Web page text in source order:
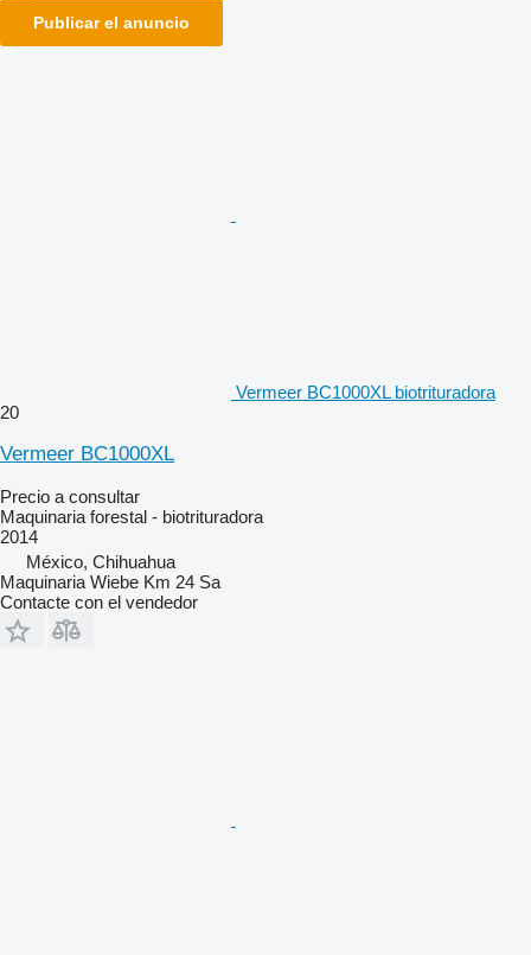
Publicar el anuncio
Vermeer BC1000XL biotrituradora
20
Vermeer BC1000XL
Precio a consultar
Maquinaria forestal - biotrituradora
2014
México, Chihuahua
Maquinaria Wiebe Km 24 Sa
Contacte con el vendedor